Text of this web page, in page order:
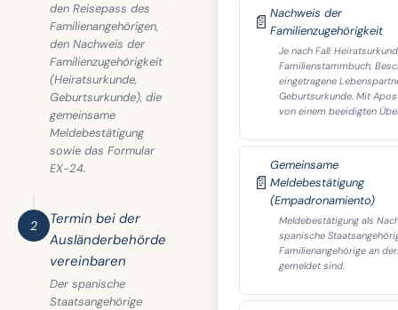
den Reisepass des
Familienangehörigen,
den Nachweis der
Familienzugehörigkeit
(Heiratsurkunde,
Geburtsurkunde), die
gemeinsame
Meldebestätigung
sowie das Formular
EX-24.
2
Termin bei der
Ausländerbehörde
vereinbaren
Der spanische
Staatsangehörige
📄 Nachweis der
Familienzugehörigkeit
Je nach Fall:
Familienstammbuch,
eingetragene
Geburtsurkunde. Mit
von einem beeidigten
📄
Gemeinsame
Meldebestätigung
(Empadronamiento)
Meldebestätigung als
spanische
Familienangehörige an
gemeldet sind.